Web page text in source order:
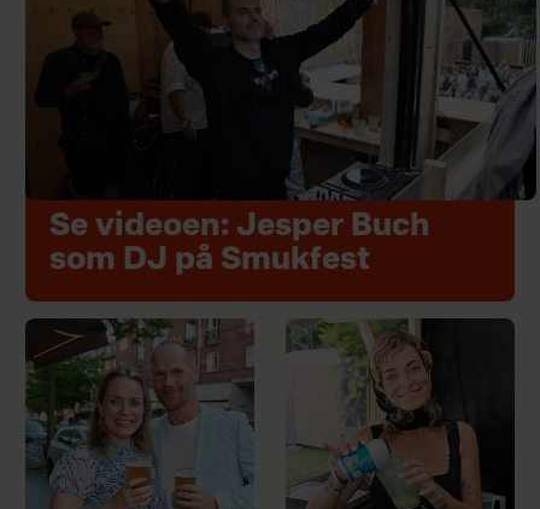
Se videoen: Jesper Buch
som DJ på Smukfest